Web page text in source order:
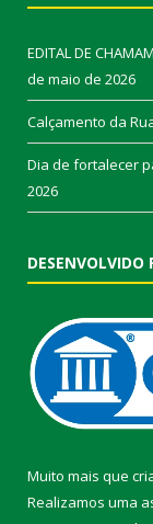
EDITAL DE
de maio de 2026
Calçamento da
Dia de fortalecer
2026
DESENVOLVIDO
Muito mais que
Realizamos uma